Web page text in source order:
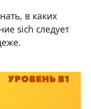
в каких
sich следует